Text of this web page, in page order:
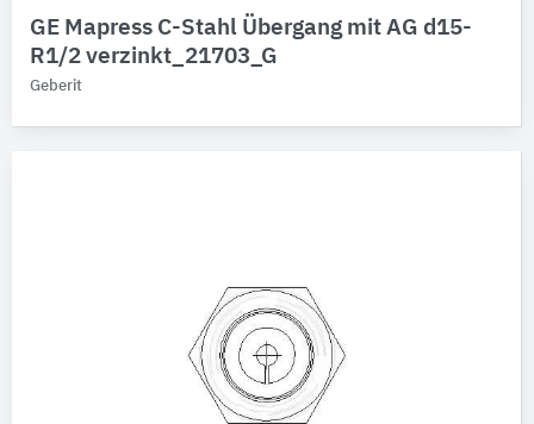
GE Mapress C-Stahl Übergang mit AG d15-
R1/2 verzinkt_21703_G
Geberit